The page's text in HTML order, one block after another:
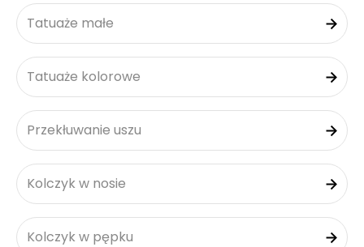
Tatuaże małe
Tatuaże kolorowe
Przekłuwanie uszu
Kolczyk w nosie
Kolczyk w pępku